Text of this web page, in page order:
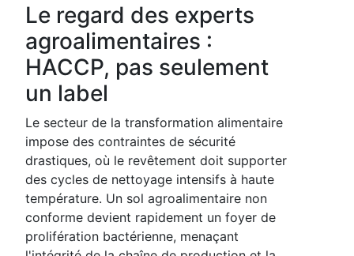
Le regard des experts
agroalimentaires :
HACCP, pas seulement
un label
Le secteur de la transformation alimentaire
impose des contraintes de sécurité
drastiques, où le revêtement doit supporter
des cycles de nettoyage intensifs à haute
température. Un sol agroalimentaire non
conforme devient rapidement un foyer de
prolifération bactérienne, menaçant